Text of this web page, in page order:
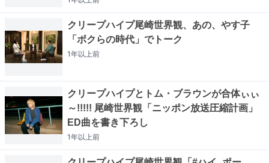
クリープハイプ尾崎世界観、あの、やす子
「ボクらの時代」でトーク
1年以上前
クリープハイプとトム・ブラウンが合体ぃぃ
～!!!!! 尾崎世界観「ニッポン放送圧縮計画」
ED曲を書き下ろし
1年以上前